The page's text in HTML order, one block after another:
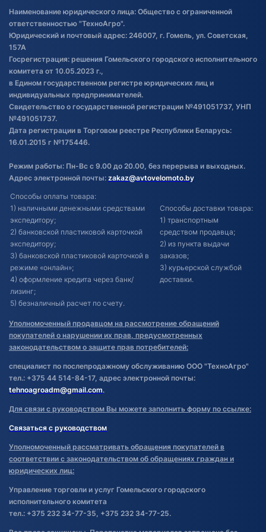
Обработка файлов cookie
Постановка транспорта на учет
Обновления в ЭПТС 2024
Наименование юридического лица: Общество с ограниченной
ответственностью "ТехноАгро".
Юридический и почтовый адрес: 246007, г. Гомель, ул. Советская,
157А
Госрегистрация: решения Гомельского городского исполнительного
комитета от 10.05.2023 г.,
в Едином государственном регистре юридических лиц и
индивидуальных предпринимателей.
Свидетельство о государственной регистрации №491051737, УНП
№491051737.
Дата регистрации в Торговом реестре Республики Беларусь:
16.01.2015 г №175446.
Режим работы: Пн-Вс с 9.00 до 20.00, без перерыва и выходных.
Адрес электронной почты: zakaz@avtovelomoto.by
Способы оплаты товара:
1) наличными денежными средствами
экспедитору;
2) банковской пластиковой карточкой
экспедитору;
3) банковской пластиковой карточкой в
режиме «онлайн»;
4) оформление кредита через банк/
лизинг;
5) безналичный расчет по счету.
Способы доставки товара:
1) транспортным
средством продавца;
2) из пункта выдачи
заказов;
3) курьерской службой
доставки.
Уполномоченный продавцом на рассмотрение обращений
покупателей о нарушении их прав, предусмотренных
законодательством о защите прав потребителей:
специалист по послепродажному обслуживанию ООО "ТехноАгро"
тел.: +375 44 514-84-17, адрес электронной почты:
tehnoagroadm@gmail.com.
Для связи с руководством Вы можете заполнить форму по ссылке:
Связаться с руководством
Уполномоченный рассматривать обращения покупателей в
соответствии с законодательством об обращениях граждан и
юридических лиц:
Управление торговли и услуг Гомельского городского
исполнительного комитета
тел.: +375 232 34-77-35, +375 232 34-77-25.